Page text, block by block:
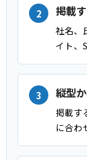
掲載
社名、
イト、
縦型
掲載す
に合わ